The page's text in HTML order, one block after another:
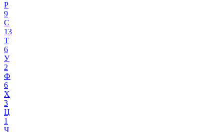
Р
9
С
13
Т
6
У
2
Ф
6
Х
3
Ц
1
Ч